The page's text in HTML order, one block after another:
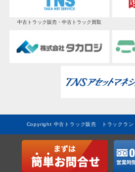
中古トラック販売・中古トラック買取
Copyright 中古トラック販売 トラックラ